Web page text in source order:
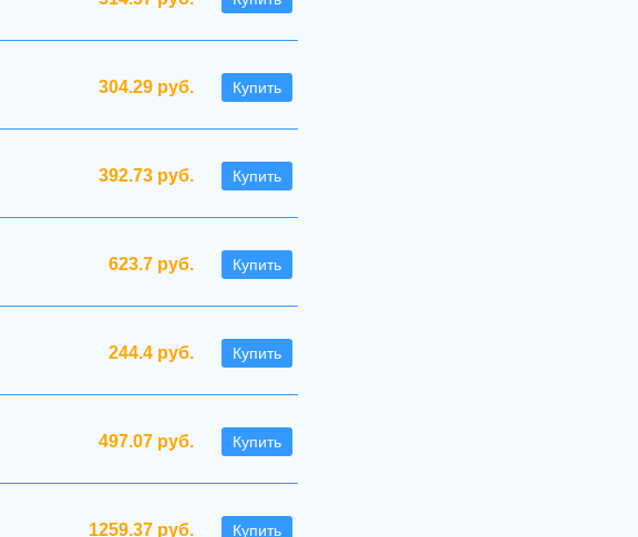
304.29 руб. Купить
392.73 руб. Купить
623.7 руб. Купить
244.4 руб. Купить
497.07 руб. Купить
1259.37 руб. Купить